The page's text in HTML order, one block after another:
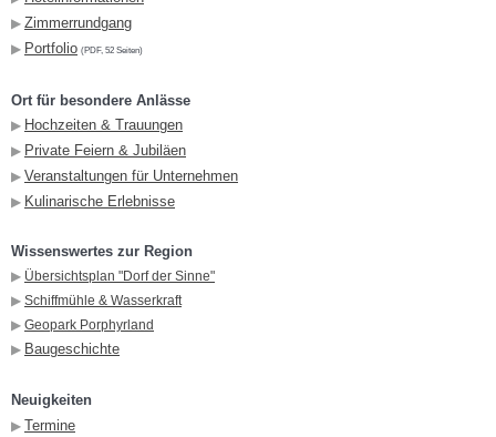
▶︎ Zimmerrundgang
▶︎ Portfolio (PDF, 52 Seiten)
Ort für besondere Anlässe
▶︎ Hochzeiten & Trauungen
▶︎ Private Feiern & Jubiläen
▶︎ Veranstaltungen für Unternehmen
▶︎ Kulinarische Erlebnisse
Wissenswertes zur Region
▶︎ Übersichtsplan "Dorf der Sinne"
▶︎ Schiffmühle & Wasserkraft
▶︎ Geopark Porphyrland
▶︎ Baugeschichte
Neuigkeiten
▶︎ Termine